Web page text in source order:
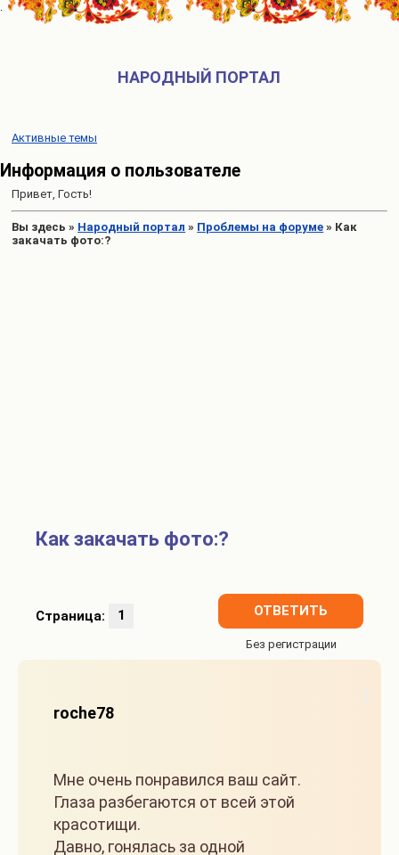
НАРОДНЫЙ ПОРТАЛ
Активные темы
Информация о пользователе
Привет, Гость!
Вы здесь » Народный портал » Проблемы на форуме » Как
закачать фото:?
Как закачать фото:?
Страница: 1 ОТВЕТИТЬ
rochе78
Мне очень понравился ваш сайт.
Глаза разбегаются от всей этой
красотищи.
Давно, гонялась за одной